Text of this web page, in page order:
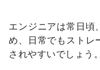
エンジニアは常日頃
め、日常でもストレ
されやすいでしょう。